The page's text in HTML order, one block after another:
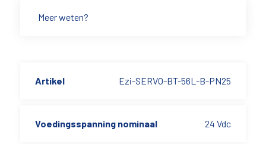
Meer weten?
Artikel Ezi-SERVO-BT-56L-B-PN25
Voedingsspanning nominaal 24 Vdc